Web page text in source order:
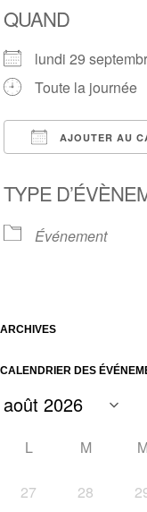
QUAND
lundi 29
Toute la journée
AJOUTER AU
TYPE
Événement
ARCHIVES
CALENDRIER DES
L M M
27 28